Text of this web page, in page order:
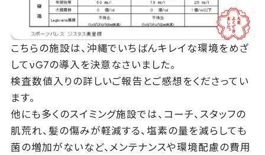
こちらの施設は、沖縄でいちばんキレイな環境をめざ
してνG7の導入を決意なさいました。
検査数値入りの詳しいご報告とご感想をくださってい
ます。
他にも多くのスイミング施設では、コーチ、スタッフの
肌荒れ、髪の傷みが軽減する、塩素の量を減らしても
菌の増加がないなど、メンテナンスや環境配慮の費用